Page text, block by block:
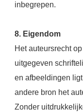
inbegrepen.
8. Eigendom
Het auteursrecht
uitgegeven
en afbeeldingen
andere bron het
Zonder